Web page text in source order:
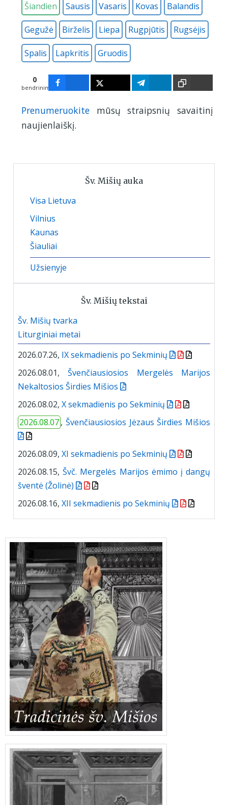
Šiandien Sausis Vasaris Kovas Balandis
Gegužė Birželis Liepa Rugpjūtis Rugsėjis
Spalis Lapkritis Gruodis
0
bendrinimų
Prenumeruokite mūsų straipsnių savaitinį
naujienlaiškį.
Šv. Mišių auka
Visa Lietuva
Vilnius
Kaunas
Šiauliai
Užsienyje
Šv. Mišių tekstai
Šv. Mišių tvarka
Liturginiai metai
2026.07.26, IX sekmadienis po Sekminių
2026.08.01,Švenčiausiosios Mergelės Marijos
Nekaltosios Širdies Mišios
2026.08.02, X sekmadienis po Sekminių
2026.08.07, Švenčiausiosios Jėzaus Širdies Mišios
2026.08.09, XI sekmadienis po Sekminių
2026.08.15,Švč. Mergelės Marijos ėmimo į dangų
šventė (Žolinė)
2026.08.16, XII sekmadienis po Sekminių